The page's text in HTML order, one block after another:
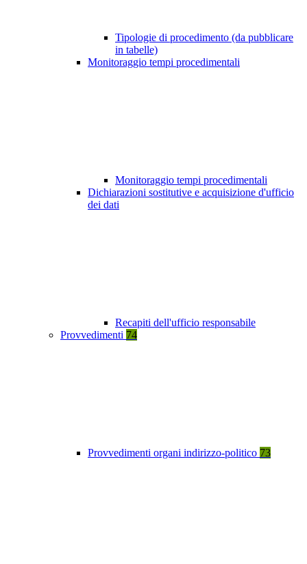
Tipologie di procedimento (da pubblicare
in tabelle)
Monitoraggio tempi procedimentali
Monitoraggio tempi procedimentali
Dichiarazioni sostitutive e acquisizione d'ufficio
dei dati
Recapiti dell'ufficio responsabile
Provvedimenti 74
Provvedimenti organi indirizzo-politico 73